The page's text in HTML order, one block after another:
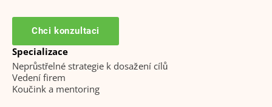
Chci konzultaci
Specializace
Neprůstřelné strategie k dosažení cílů
Vedení firem
Koučink a mentoring